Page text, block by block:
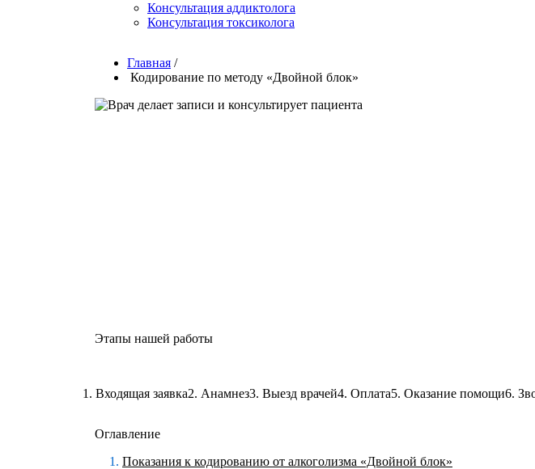
Консультация аддиктолога
Консультация токсиколога
Главная /
Кодирование по методу «Двойной блок»
Этапы нашей работы
1. Входящая заявка2. Анамнез3. Выезд врачей4. Оплата5. Оказание помощи6.
Оглавление
Показания к кодированию от алкоголизма «Двойной блок»